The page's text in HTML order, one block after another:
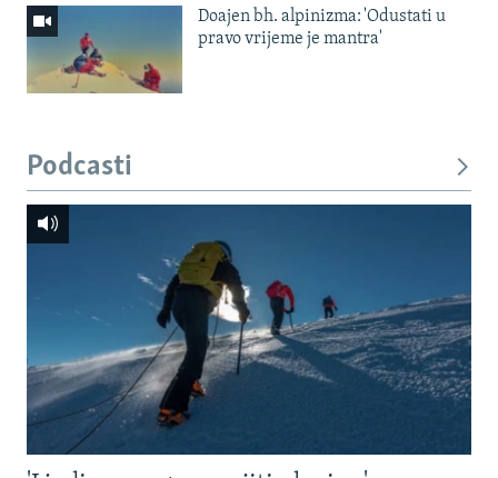
Doajen bh. alpinizma: 'Odustati u
pravo vrijeme je mantra'
Podcasti